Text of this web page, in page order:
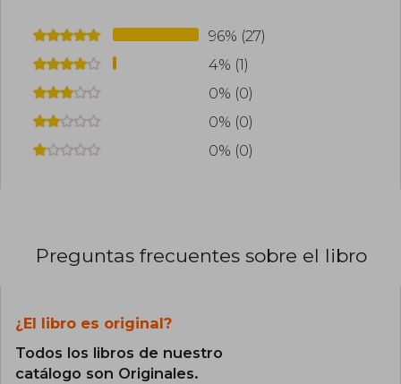
96% (27)
4% (1)
0% (0)
0% (0)
0% (0)
Preguntas frecuentes sobre el libro
¿El libro es original?
Todos los libros de nuestro
catálogo son Originales.